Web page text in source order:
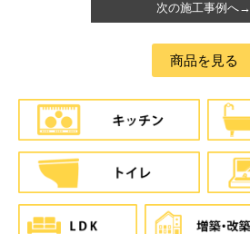
次の施工事例へ→
商品を見る